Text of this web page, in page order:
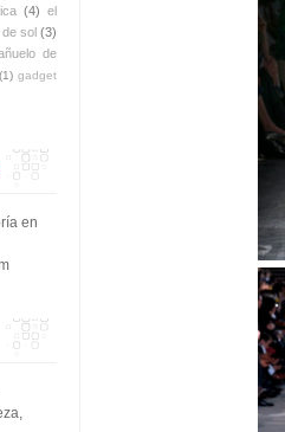
(4) el
sol (3)
de
(1) gadget
en